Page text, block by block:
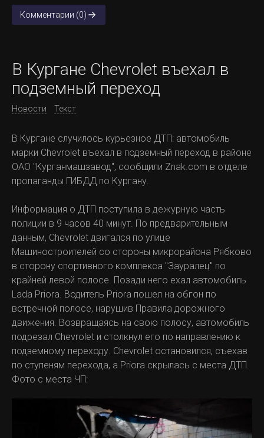
Комментарии (0)
В Кургане Chevrolet въехал в
подземный переход
Новости Текст
В Кургане случилось курьезное ДТП: автомобиль
марки Chevrolet въехал в подземный переход в районе
ОАО "Курганмашзавод", сообщили Znak.com в отделе
пропаганды ГИБДД по Кургану.
Информация о ДТП поступила в дежурную часть
полиции в 9 часов 40 минут. По предварительным
данным, Chevrolet двигался по улице
Машиностроителей со стороны микрорайона Рябково
в сторону спортивного комплекса "Зауралец" по
крайней левой полосе. Позади него ехал автомобиль
Lada Priora. Водитель Priora пошел на обгон по
встречной полосе, нарушив Правила дорожного
движения. Возвращаясь на свою полосу, автомобиль
подрезал Chevrolet и столкнул его по направлению к
подземному переходу. Chevrolet остановился, съехав
по ступеням перехода, а Priora скрылась с места ДТП.
Фото с места ЧП: